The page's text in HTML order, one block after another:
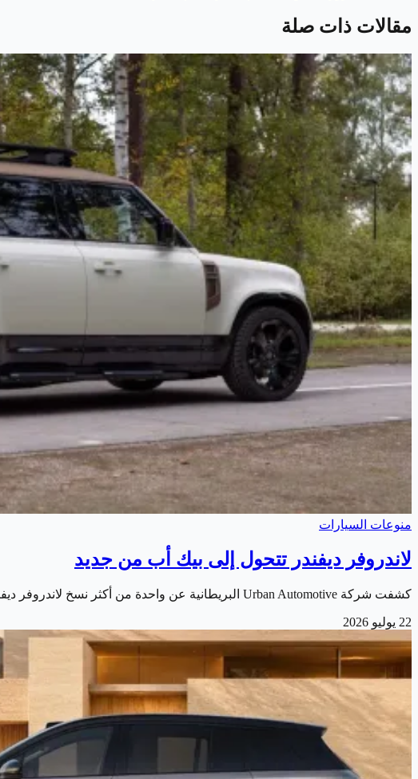
مقالات ذات صلة
منوعات السيارات
لاندروفر ديفندر تتحول إلى بيك أب من جديد
كشفت شركة Urban Automotive البريطانية عن واحدة من أكثر نسخ لاندروفر ديفندر إثارة للاهتمام. بعد تحويلها إلى شاحنة بيك أب فاخرة تحمل اسم Urban Widetrack…
22 يوليو 2026